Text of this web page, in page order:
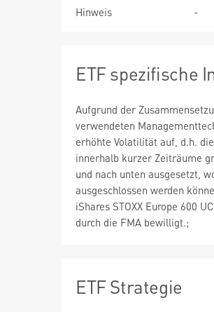
Hinweis
-
ETF spezifische
Aufgrund der
verwendeten
erhöhte Volatilität auf, d.h.
innerhalb kurzer Zeiträume
und nach unten ausgesetzt,
ausgeschlossen werden
iShares STOXX Europe 600
durch die FMA bewilligt.;
ETF Strategie